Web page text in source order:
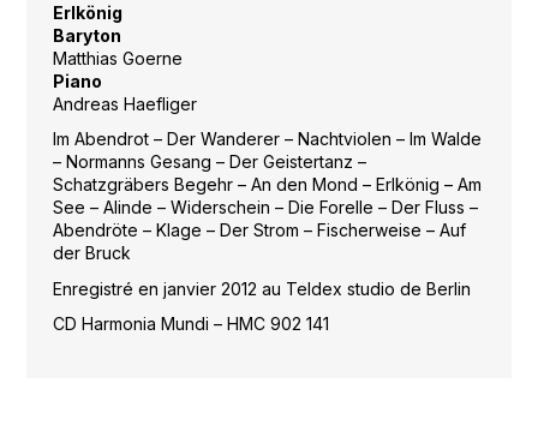
Erlkönig
Baryton
Matthias Goerne
Piano
Andreas Haefliger
Im Abendrot – Der Wanderer – Nachtviolen – Im Walde
– Normanns Gesang – Der Geistertanz –
Schatzgräbers Begehr – An den Mond – Erlkönig – Am
See – Alinde – Widerschein – Die Forelle – Der Fluss –
Abendröte – Klage – Der Strom – Fischerweise – Auf
der Bruck
Enregistré en janvier 2012 au Teldex studio de Berlin
CD Harmonia Mundi – HMC 902 141